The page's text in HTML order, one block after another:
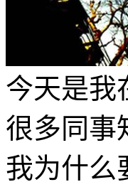
今天是我
很多同事
我为什么